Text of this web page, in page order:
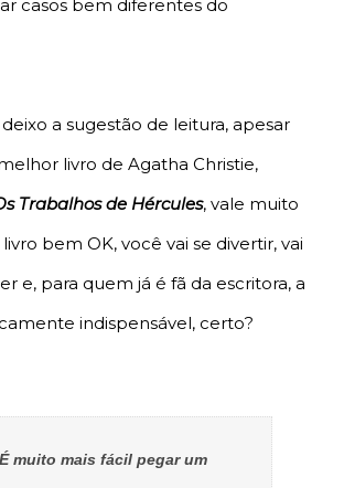
casos bem diferentes do
deixo a sugestão de leitura, apesar
livro de Agatha Christie,
Trabalhos de Hércules, vale muito
bem OK, você vai se divertir, vai
e, para quem já é fã da escritora, a
indispensável, certo?
É muito mais fácil pegar um